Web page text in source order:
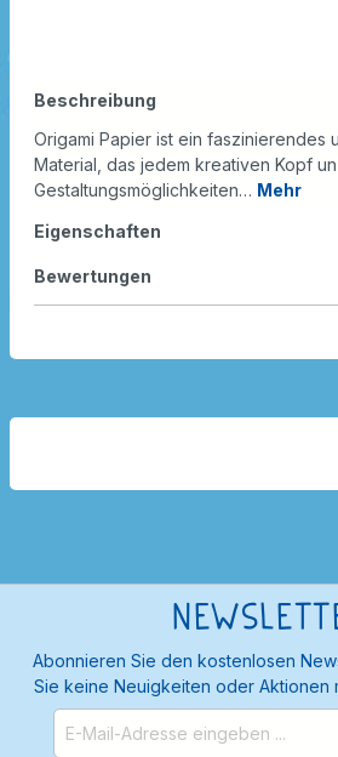
Beschreibung
Origami Papier ist ein faszinierendes
Material, das jedem kreativen Kopf
Gestaltungsmöglichkeiten… Mehr
Eigenschaften
Bewertungen
Abonnieren Sie den kostenlosen
Sie keine Neuigkeiten oder Aktionen